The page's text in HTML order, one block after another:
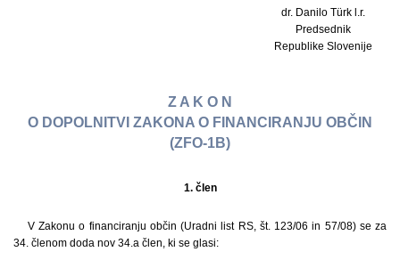
dr. Danilo Türk l.r.
Predsednik
Republike Slovenije
Z A K O N
O DOPOLNITVI ZAKONA O FINANCIRANJU OBČIN
(ZFO-1B)
1. člen
V Zakonu o financiranju občin (Uradni list RS, št. 123/06 in 57/08) se za
34. členom doda nov 34.a člen, ki se glasi: